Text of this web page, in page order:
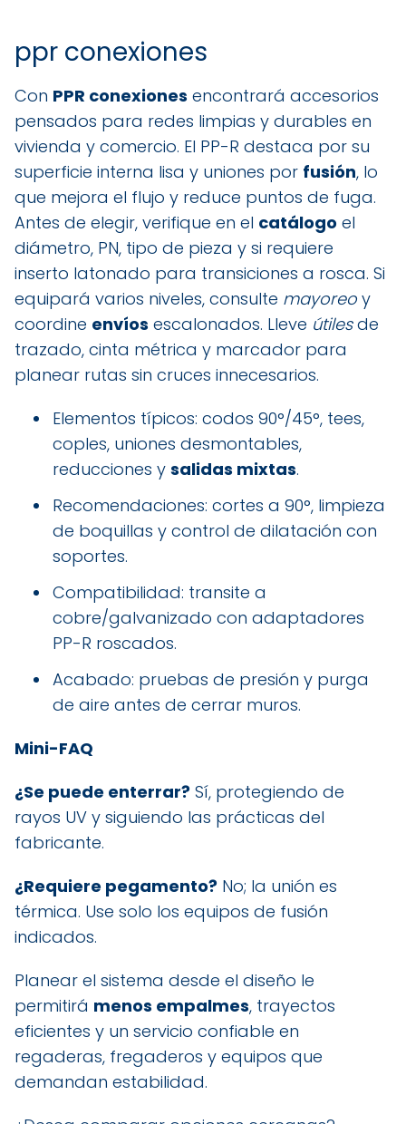
ppr conexiones
Con PPR conexiones encontrará accesorios
pensados para redes limpias y durables en
vivienda y comercio. El PP-R destaca por su
superficie interna lisa y uniones por fusión, lo
que mejora el flujo y reduce puntos de fuga.
Antes de elegir, verifique en el catálogo el
diámetro, PN, tipo de pieza y si requiere
inserto latonado para transiciones a rosca. Si
equipará varios niveles, consulte mayoreo y
coordine envíos escalonados. Lleve útilesde
trazado, cinta métrica y marcador para
planear rutas sin cruces innecesarios.
Elementos típicos: codos 90°/45°, tees,
coples, uniones desmontables,
reducciones y salidas mixtas.
Recomendaciones: cortes a 90°, limpieza
de boquillas y control de dilatación con
soportes.
Compatibilidad: transite a
cobre/galvanizado con adaptadores
PP-R roscados.
Acabado: pruebas de presión y purga
de aire antes de cerrar muros.
Mini-FAQ
¿Se puede enterrar? Sí, protegiendo de
rayos UV y siguiendo las prácticas del
fabricante.
¿Requiere pegamento? No; la unión es
térmica. Use solo los equipos de fusión
indicados.
Planear el sistema desde el diseño le
permitirá menos empalmes, trayectos
eficientes y un servicio confiable en
regaderas, fregaderos y equipos que
demandan estabilidad.